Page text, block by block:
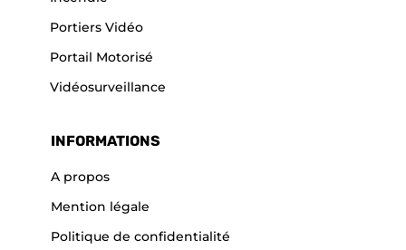
Portiers Vidéo
Portail Motorisé
Vidéosurveillance
INFORMATIONS
A propos
Mention légale
Politique de confidentialité